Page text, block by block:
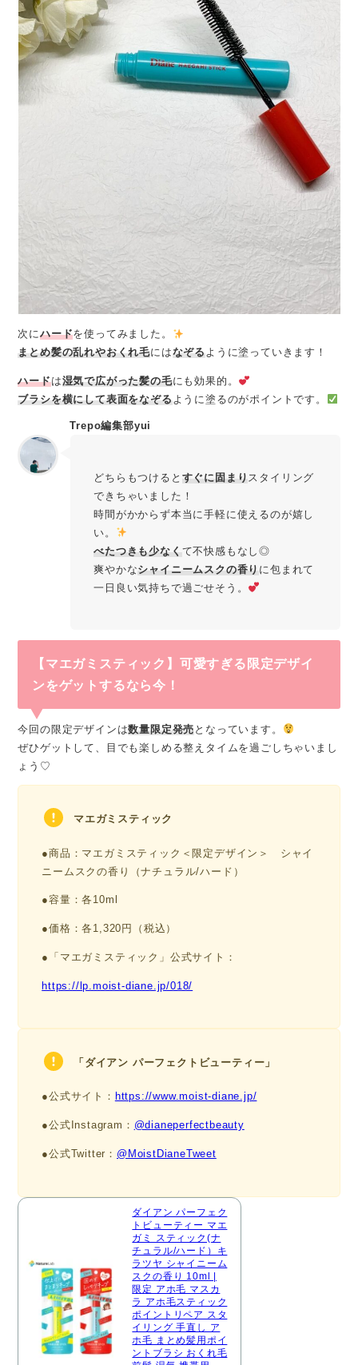
次にハードを使ってみました。
まとめ髪の乱れやおくれ毛にはなぞるように塗っていきます！
ハードは湿気で広がった髪の毛にも効果的。
ブラシを横にして表面をなぞるように塗るのがポイントです。
Trepo編集部yui
どちらもつけると すぐに固まり スタイリング
できちゃいました！
時間がかからず本当に手軽に使えるのが嬉し
い。
べたつきも少なく て不快感もなし◎
爽やかなシャイニームスクの香り に包まれて
一日良い気持ちで過ごせそう。
【マエガミスティック】可愛すぎる限定デザイ
ンをゲットするなら今！
今回の限定デザインは数量限定発売となっています。
ぜひゲットして、目でも楽しめる整えタイムを過ごしちゃいまし
ょう♡
マエガミスティック
●商品：マエガミスティック＜限定デザイン＞ シャイ
ニームスクの香り（ナチュラル/ハード）
●容量：各10ml
●価格：各1,320円（税込）
●「マエガミスティック」公式サイト：
https://lp.moist-diane.jp/018/
「ダイアン パーフェクトビューティー」
●公式サイト： https://www.moist-diane.jp/
●公式Instagram： @dianeperfectbeauty
●公式Twitter： @MoistDianeTweet
ダイアン パーフェク
トビューティー マエ
ガミ スティック(ナ
チュラル/ハード）キ
ラツヤ シャイニーム
スクの香り 10ml |
限定 アホ毛 マスカ
ラ アホ毛スティック
ポイントリペア スタ
イリング 手直し ア
ホ毛 まとめ髪用ポイ
ントブラシ おくれ毛